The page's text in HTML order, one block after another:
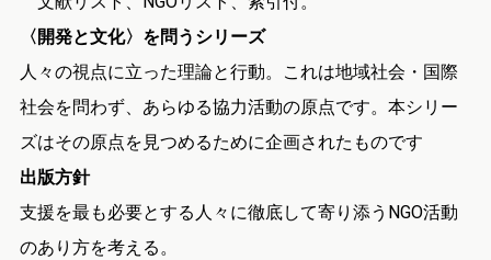
〈開発と文化〉を問うシリーズ
人々の視点に立った理論と行動。これは地域社会・国際
社会を問わず、あらゆる協力活動の原点です。本シリー
ズはその原点を見つめるために企画されたものです
出版方針
支援を最も必要とする人々に徹底して寄り添うNGO活動
のあり方を考える。